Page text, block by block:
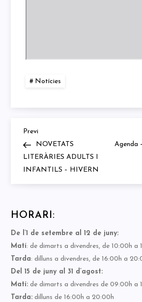
Notícies
Navegació
d'entrades
Previous
Post
Previ
NOVETATS
LITERÀRIES ADULTS I
INFANTILS – HIVERN
Agenda
HORARI:
De l’1 de setembre al 12 de juny:
Matí: de dimarts a divendres, de 10:00h a
Tarda: dilluns a divendres, de 16:00h a
Del 15 de juny al 31 d’agost:
Matí: de dimarts a divendres de 09:00h a
Tarda: dilluns de 16:00h a 20:00h